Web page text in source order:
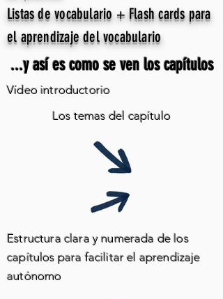
Listas de vocabulario + Flash cards para
el aprendizaje del vocabulario
...y así es como se ven los capítulos
Vídeo introductorio
Los temas del capítulo
Estructura clara y numerada de los
capítulos para facilitar el aprendizaje
autónomo